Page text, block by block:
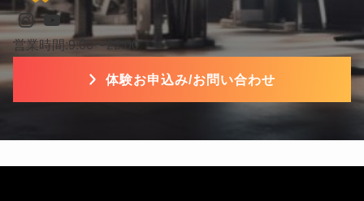
Instagram
YouTube
営業時間:9:00〜22:00
体験お申込み/お問い合わせ